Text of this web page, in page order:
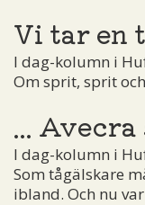
Vi tar en
I dag-kolumn i
Om sprit, sprit
...
I dag-kolumn i
Som tågälskare
ibland. Och nu